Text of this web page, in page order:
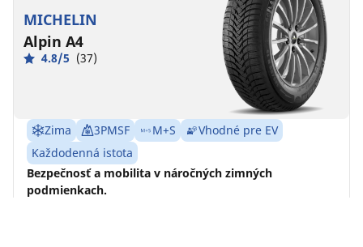
MICHELIN
Alpin A4
4.8/5 (37)
Zima 3PMSF M+S
Vhodné pre EV
Každodenná istota
Bezpečnosť a mobilita v náročných zimných
podmienkach.